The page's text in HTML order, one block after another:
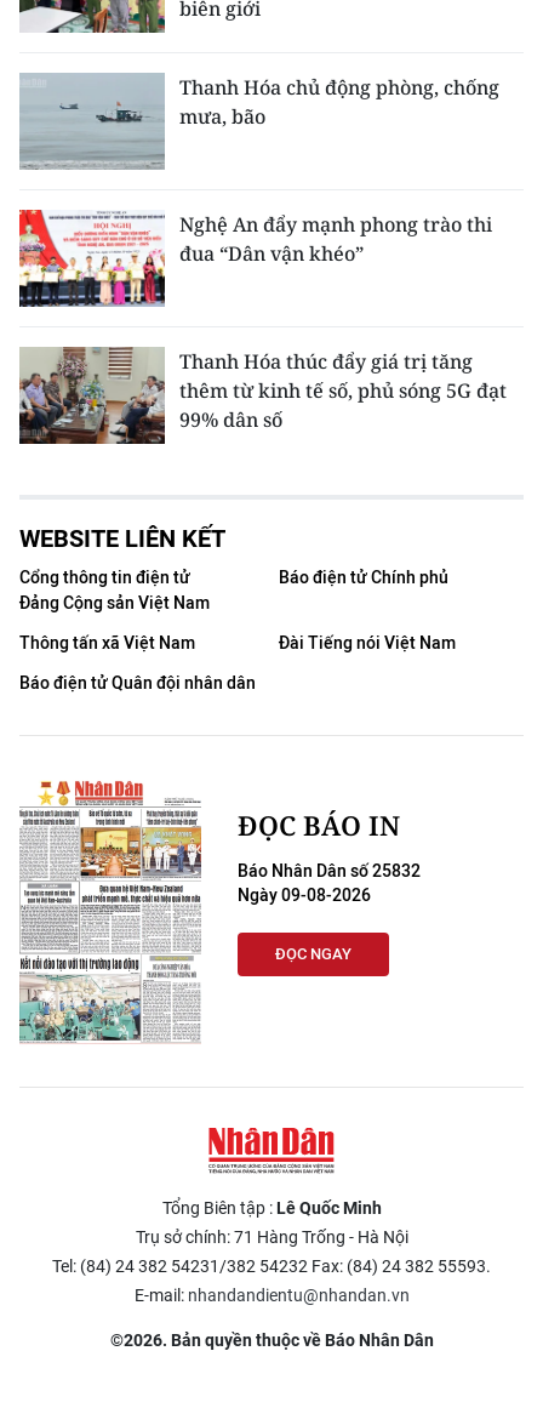
biên giới
Thanh Hóa chủ động phòng, chống
mưa, bão
Nghệ An đẩy mạnh phong trào thi
đua “Dân vận khéo”
Thanh Hóa thúc đẩy giá trị tăng
thêm từ kinh tế số, phủ sóng 5G đạt
99% dân số
WEBSITE LIÊN KẾT
Cổng thông tin điện tử
Đảng Cộng sản Việt Nam
Báo điện tử Chính phủ
Thông tấn xã Việt Nam
Đài Tiếng nói Việt Nam
Báo điện tử Quân đội nhân dân
ĐỌC BÁO IN
Báo Nhân Dân số 25832
Ngày 09-08-2026
ĐỌC NGAY
Tổng Biên tập :Lê Quốc Minh
Trụ sở chính: 71 Hàng Trống - Hà Nội
Tel: (84) 24 382 54231/382 54232 Fax: (84) 24 382 55593.
E-mail: nhandandientu@nhandan.vn
©2026. Bản quyền thuộc về Báo Nhân Dân